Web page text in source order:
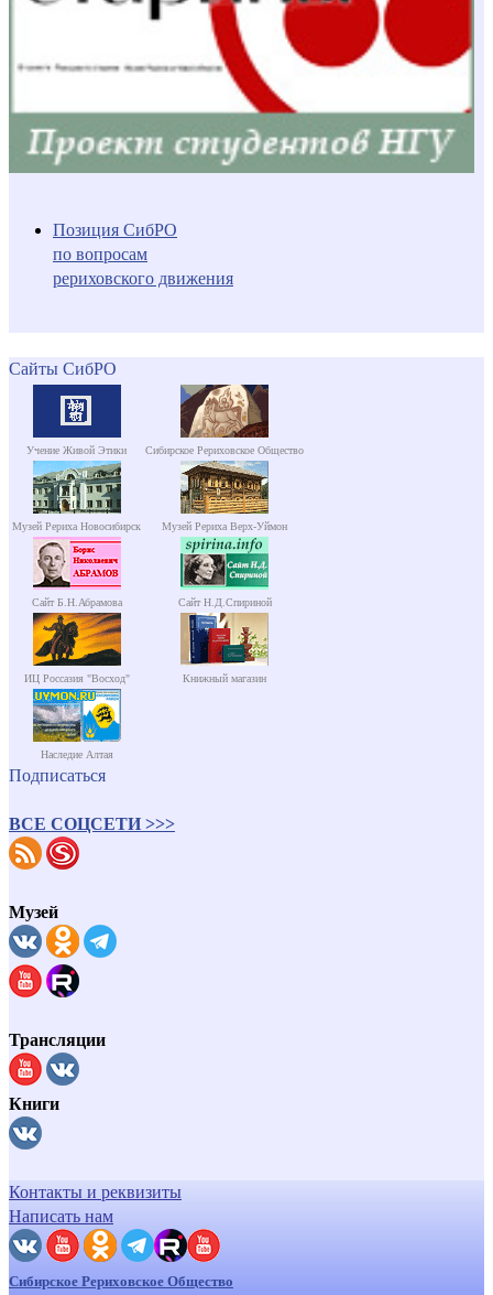
Позиция СибРО
по вопросам
рериховского движения
Сайты СибРО
Учение Живой Этики Сибирское Рериховское Общество
Музей Рериха Новосибирск Музей Рериха Верх-Уймон
Сайт Б.Н.Абрамова Сайт Н.Д.Спириной
ИЦ Россазия "Восход" Книжный магазин
Наследие Алтая
Подписаться
ВСЕ СОЦСЕТИ >>>
Музей
Трансляции
Книги
Контакты и реквизиты
Написать нам
Сибирское Рериховское Общество